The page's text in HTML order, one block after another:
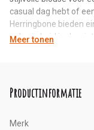
casual dag hebt of
Herringbone bieden
gelegenheid in de
Meer tonen
Productinformatie
Merk